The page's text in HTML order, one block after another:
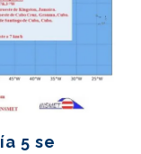
5 se